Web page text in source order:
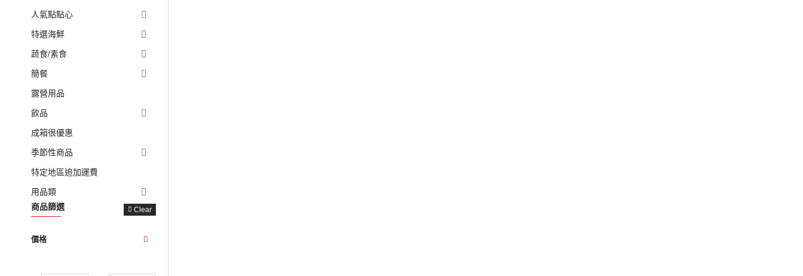
人氣點點心
特選海鮮
蔬食/素食
簡餐
露營用品
飲品
成箱很優惠
季節性商品
特定地區追加運費
用品類
商品篩選
Clear
價格